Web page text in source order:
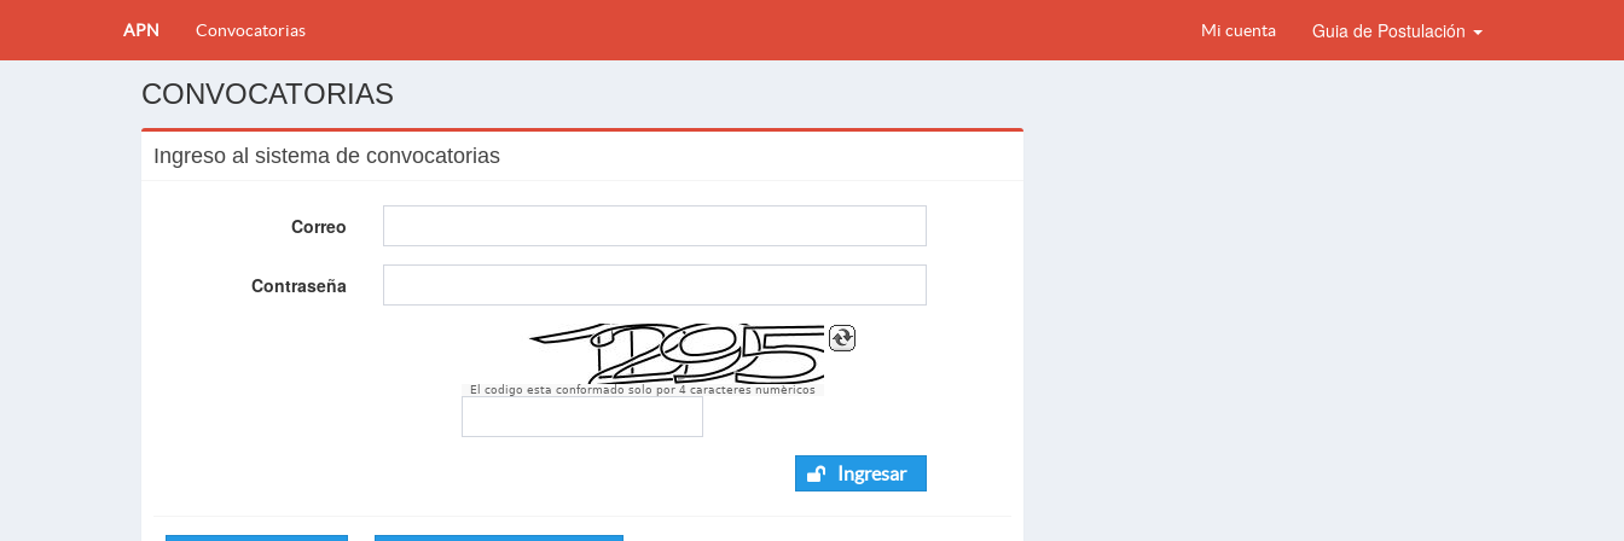
APN Convocatorias Mi cuenta Guia de Postulación
CONVOCATORIAS
Ingreso al sistema de convocatorias
Correo
Contraseña
El codigo esta conformado solo por 4 caracteres numèricos
Ingresar